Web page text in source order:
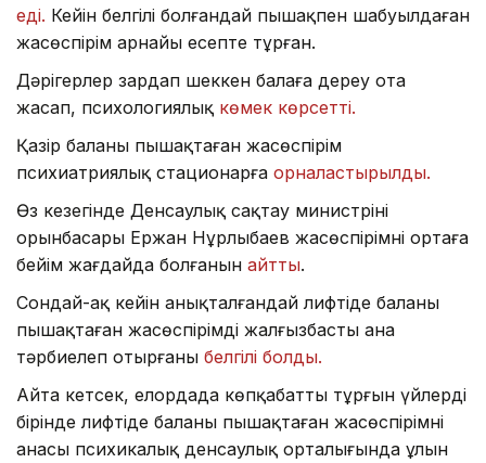
еді. Кейін белгілі болғандай пышақпен шабуылдаған
жасөспірім арнайы есепте тұрған.
Дәрігерлер зардап шеккен балаға дереу ота
жасап, психологиялық көмек көрсетті.
Қазір баланы пышақтаған жасөспірім
психиатриялық стационарға орналастырылды.
Өз кезегінде Денсаулық сақтау министрінің
орынбасары Ержан Нұрлыбаев жасөспірімнің ортаға
бейім жағдайда болғанын айтты.
Сондай-ақ кейін анықталғандай лифтіде баланы
пышақтаған жасөспірімді жалғызбасты ана
тәрбиелеп отырғаны белгілі болды.
Айта кетсек, елордада көпқабатты тұрғын үйлердің
бірінде лифтіде баланы пышақтаған жасөспірімнің
анасы психикалық денсаулық орталығында ұлын